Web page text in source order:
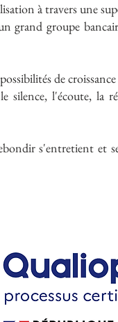
à travers une
grand groupe
de
silence, l'écoute,
s'entretient